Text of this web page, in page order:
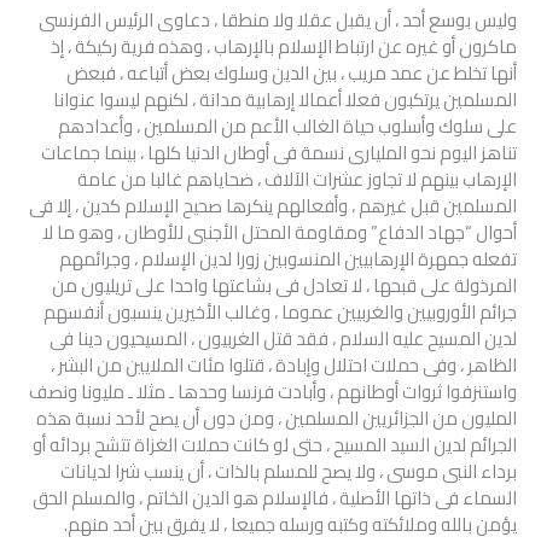
وليس بوسع أحد ، أن يقبل عقلا ولا منطقا ، دعاوى الرئيس الفرنسى
ماكرون أو غيره عن ارتباط الإسلام بالإرهاب ، وهذه فرية ركيكة ، إذ
أنها تخلط عن عمد مريب ، بين الدين وسلوك بعض أتباعه ، فبعض
المسلمين يرتكبون فعلا أعمالا إرهابية مدانة ، لكنهم ليسوا عنوانا
على سلوك وأسلوب حياة الغالب الأعم من المسلمين ، وأعدادهم
تناهز اليوم نحو المليارى نسمة فى أوطان الدنيا كلها ، بينما جماعات
الإرهاب بينهم لا تجاوز عشرات الآلاف ، ضحاياهم غالبا من عامة
المسلمين قبل غيرهم ، وأفعالهم ينكرها صحيح الإسلام كدين ، إلا فى
أحوال “جهاد الدفاع” ومقاومة المحتل الأجنبى للأوطان ، وهو ما لا
تفعله جمهرة الإرهابيين المنسوبين زورا لدين الإسلام ، وجرائمهم
المرذولة على قبحها ، لا تعادل فى بشاعتها واحدا على تريليون من
جرائم الأوروبيين والغربيين عموما ، وغالب الأخيرين ينسبون أنفسهم
لدين المسيح عليه السلام ، فقد قتل الغربيون ، المسيحيون دينا فى
الظاهر ، وفى حملات احتلال وإبادة ، قتلوا مئات الملايين من البشر ،
واستنزفوا ثروات أوطانهم ، وأبادت فرنسا وحدها ـ مثلا ـ مليونا ونصف
المليون من الجزائريين المسلمين ، ومن دون أن يصح لأحد نسبة هذه
الجرائم لدين السيد المسيح ، حتى لو كانت حملات الغزاة تتشح بردائه أو
برداء النبى موسى ، ولا يصح للمسلم بالذات ، أن ينسب شرا لديانات
السماء فى ذاتها الأصلية ، فالإسلام هو الدين الخاتم ، والمسلم الحق
يؤمن بالله وملائكته وكتبه ورسله جميعا ، لا يفرق بين أحد منهم.